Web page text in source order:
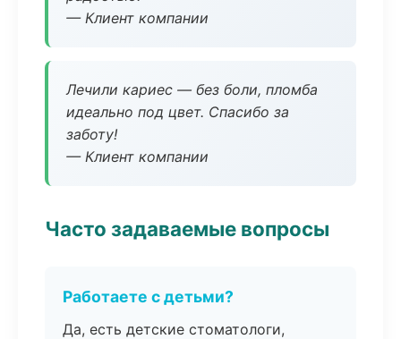
— Клиент компании
Лечили кариес — без боли, пломба
идеально под цвет. Спасибо за
заботу!
— Клиент компании
Часто задаваемые вопросы
Работаете с детьми?
Да, есть детские стоматологи,